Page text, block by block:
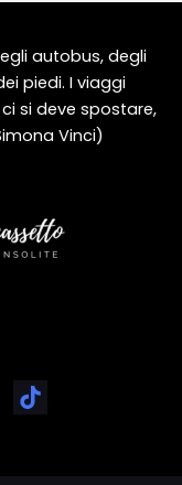
autobus, degli
piedi. I viaggi
si deve spostare,
Vinci)